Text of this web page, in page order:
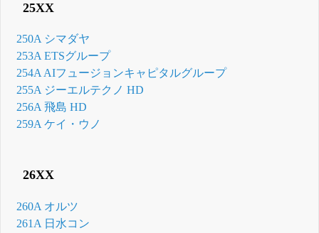
25XX
250A シマダヤ
253A ETSグループ
254A AIフュージョンキャピタルグループ
255A ジーエルテクノ HD
256A 飛島 HD
259A ケイ・ウノ
26XX
260A オルツ
261A 日水コン